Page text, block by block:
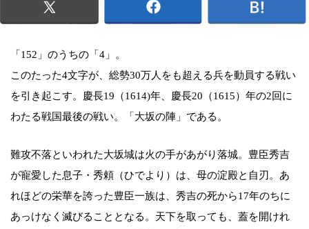
「152」のうちの「4」。
このたった4文字が、総勢30万人をも超える兵を動員する戦い
を引き起こす。慶長19（1614)年、慶長20（1615）年の2回に
わたる戦国最後の戦い。「大坂の陣」である。
難攻不落といわれた大坂城は火の手があがり落城。豊臣秀吉
が寵愛した息子・秀頼（ひでより）は、母の淀殿と自刃。あ
れほどの栄華を誇った豊臣一族は、秀吉の死から17年のちに
あっけなく滅びることとなる。天下を取っても、蓋を開けれ